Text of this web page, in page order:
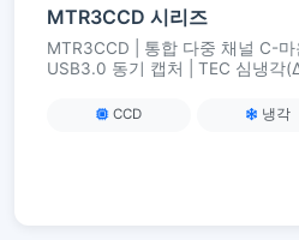
MTR3CCD 시리즈
MTR3CCD | 통합 다중 채널 C-마
USB3.0 동기 캡처 | TEC 심냉각
CCD 냉각